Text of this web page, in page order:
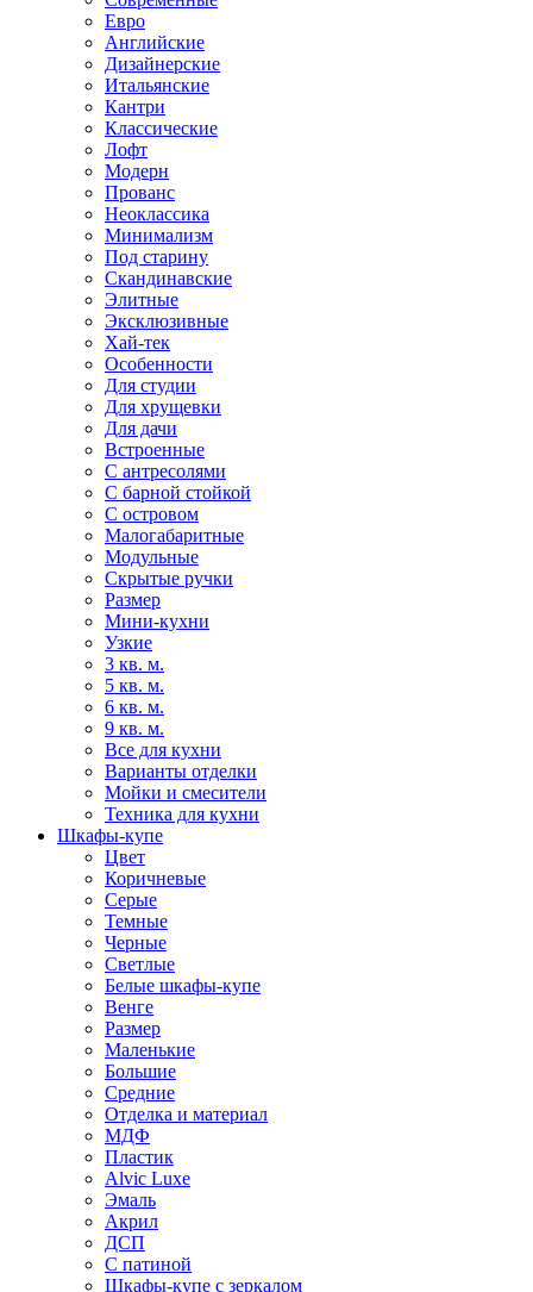
Евро
Английские
Дизайнерские
Итальянские
Кантри
Классические
Лофт
Модерн
Прованс
Неоклассика
Минимализм
Под старину
Скандинавские
Элитные
Эксклюзивные
Хай-тек
Особенности
Для студии
Для хрущевки
Для дачи
Встроенные
С антресолями
С барной стойкой
С островом
Малогабаритные
Модульные
Скрытые ручки
Размер
Мини-кухни
Узкие
3 кв. м.
5 кв. м.
6 кв. м.
9 кв. м.
Все для кухни
Варианты отделки
Мойки и смесители
Техника для кухни
Шкафы-купе
Цвет
Коричневые
Серые
Темные
Черные
Светлые
Белые шкафы-купе
Венге
Размер
Маленькие
Большие
Средние
Отделка и материал
МДФ
Пластик
Alvic Luxe
Эмаль
Акрил
ДСП
С патиной
Шкафы-купе с зеркалом